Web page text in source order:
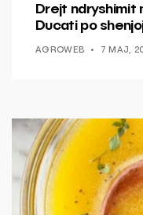
Drejt ndryshimit
Ducati po
AGROWEB 7 MAJ,